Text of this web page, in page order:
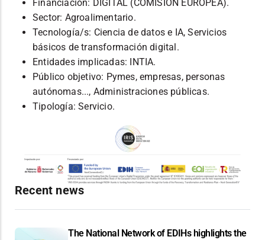
Financiación: DIGITAL (COMISIÓN EUROPEA).
Sector: Agroalimentario.
Tecnología/s: Ciencia de datos e IA, Servicios
básicos de transformación digital.
Entidades implicadas: INTIA.
Público objetivo: Pymes, empresas, personas
autónomas..., Administraciones públicas.
Tipología: Servicio.
Recent news
The National Network of EDIHs highlights the